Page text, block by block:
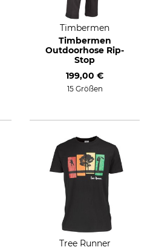
Timbermen
Timbermen
Outdoorhose Rip-
Stop
199,00 €
15 Größen
Tree Runner